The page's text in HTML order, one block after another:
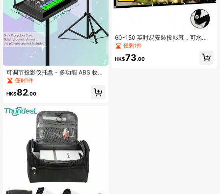
可调节投影仪托盘 - 多功能 ABS 收纳
整理器，适用于投影仪、笔记本电
脑、声卡和音乐配件 | 便携式设计，
适合家庭和办公室使用
僅剩1件
HK$82.00
60-150 英吋易安裝投影幕，可水
洗、可熨燙、可重複使用、可折疊，
適用於室內/室外家庭劇院與辦公室/會
議室，無需鑽孔，簡易安裝投影幕
僅剩1件
HK$73.00